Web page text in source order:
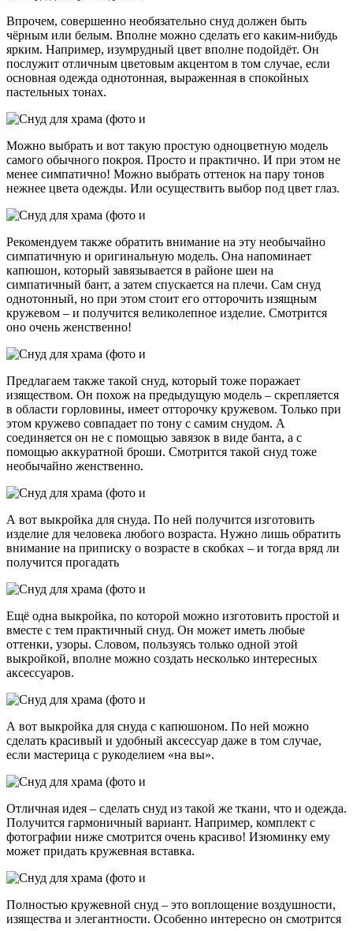
Впрочем, совершенно необязательно снуд должен быть
чёрным или белым. Вполне можно сделать его каким-нибудь
ярким. Например, изумрудный цвет вполне подойдёт. Он
послужит отличным цветовым акцентом в том случае, если
основная одежда однотонная, выраженная в спокойных
пастельных тонах.
Можно выбрать и вот такую простую одноцветную модель
самого обычного покроя. Просто и практично. И при этом не
менее симпатично! Можно выбрать оттенок на пару тонов
нежнее цвета одежды. Или осуществить выбор под цвет глаз.
Рекомендуем также обратить внимание на эту необычайно
симпатичную и оригинальную модель. Она напоминает
капюшон, который завязывается в районе шеи на
симпатичный бант, а затем спускается на плечи. Сам снуд
однотонный, но при этом стоит его отторочить изящным
кружевом – и получится великолепное изделие. Смотрится
оно очень женственно!
Предлагаем также такой снуд, который тоже поражает
изяществом. Он похож на предыдущую модель – скрепляется
в области горловины, имеет отторочку кружевом. Только при
этом кружево совпадает по тону с самим снудом. А
соединяется он не с помощью завязок в виде банта, а с
помощью аккуратной броши. Смотрится такой снуд тоже
необычайно женственно.
А вот выкройка для снуда. По ней получится изготовить
изделие для человека любого возраста. Нужно лишь обратить
внимание на приписку о возрасте в скобках – и тогда вряд ли
получится прогадать
Ещё одна выкройка, по которой можно изготовить простой и
вместе с тем практичный снуд. Он может иметь любые
оттенки, узоры. Словом, пользуясь только одной этой
выкройкой, вполне можно создать несколько интересных
аксессуаров.
А вот выкройка для снуда с капюшоном. По ней можно
сделать красивый и удобный аксессуар даже в том случае,
если мастерица с рукоделием «на вы».
Отличная идея – сделать снуд из такой же ткани, что и одежда.
Получится гармоничный вариант. Например, комплект с
фотографии ниже смотрится очень красиво! Изюминку ему
может придать кружевная вставка.
Полностью кружевной снуд – это воплощение воздушности,
изящества и элегантности. Особенно интересно он смотрится